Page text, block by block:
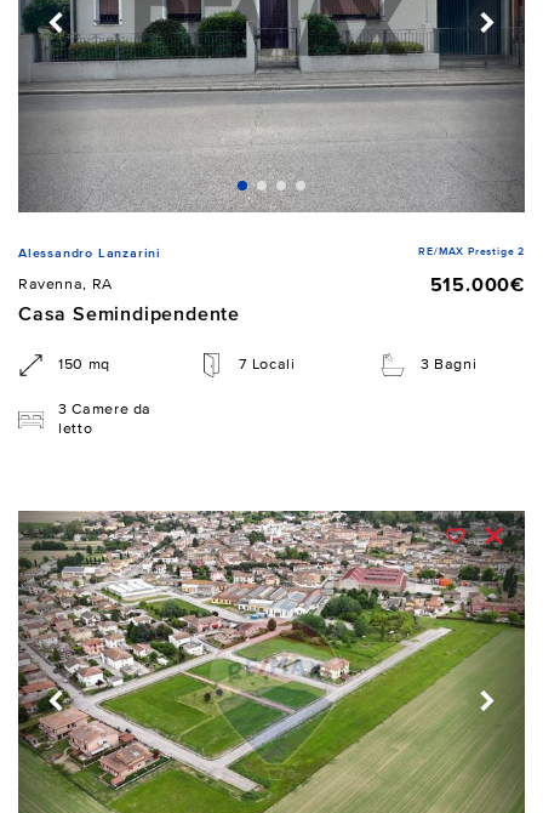
Alessandro Lanzarini RE/MAX Prestige 2
Ravenna, RA
515.000€
Casa Semindipendente
150 mq 7 Locali 3 Bagni
3 Camere da
letto